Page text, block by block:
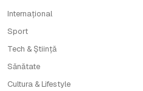
Internațional
Sport
Tech & Știință
Sănătate
Cultura & Lifestyle